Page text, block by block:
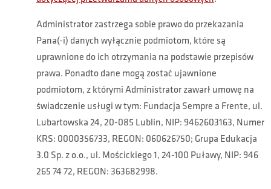
Administrator zastrzega sobie prawo do przekazania
Pana(-i) danych wyłącznie podmiotom, które są
uprawnione do ich otrzymania na podstawie przepisów
prawa. Ponadto dane mogą zostać ujawnione
podmiotom, z którymi Administrator zawarł umowę na
świadczenie usługi w tym: Fundacja Sempre a Frente, ul.
Lubartowska 24, 20-085 Lublin, NIP: 9462603163, Numer
KRS: 0000356733, REGON: 060626750; Grupa Edukacja
3.0 Sp. z o.o., ul. Mościckiego 1, 24-100 Puławy, NIP: 946
265 74 72, REGON: 363682998.